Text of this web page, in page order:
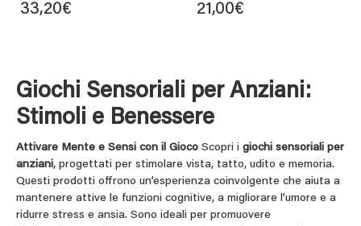
33,20€ 21,00€
Giochi Sensoriali per Anziani:
Stimoli e Benessere
Attivare Mente e Sensi con il Gioco Scopri i giochi sensoriali per
anziani, progettati per stimolare vista, tatto, udito e memoria.
Questi prodotti offrono un’esperienza coinvolgente che aiuta a
mantenere attive le funzioni cognitive, a migliorare l’umore e a
ridurre stress e ansia. Sono ideali per promuovere